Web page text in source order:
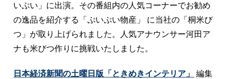
いぷい」に出演。その番組内の人気コーナーでお勧め
の逸品を紹介する「ぷいぷい物産」 に当社の「桐米び
つ」が取り上げられました。人気アナウンサー河田ア
ナも米びつ作りに挑戦いたしました。
日本経済新聞の土曜日版「ときめきインテリア」
編集